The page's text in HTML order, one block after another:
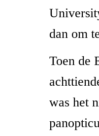
dan om
Toen de
was het